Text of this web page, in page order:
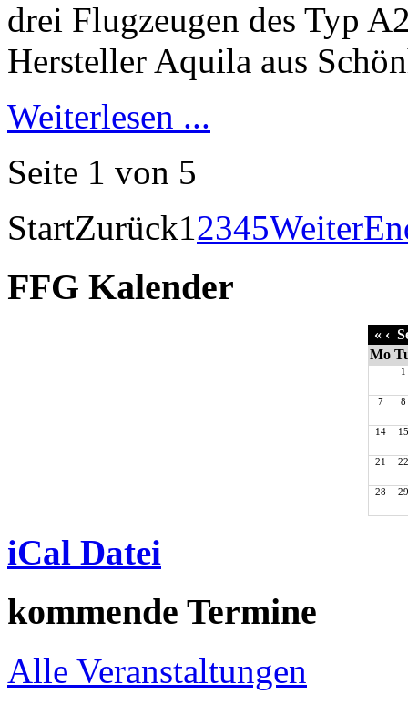
Weiterlesen ...
Seite 1 von 5
StartZurück12345Weiter
FFG Kalender
« ‹
Mo
1
7 8
14 15
21 22
28 29
iCal Datei
kommende Termine
Alle Veranstaltungen